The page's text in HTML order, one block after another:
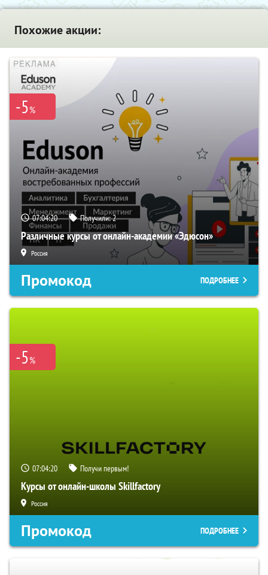
Похожие акции:
-5%
07:04:19 Получили:2
Различные курсы от онлайн-академии «Эдюсон»
Россия
Промокод ПОДРОБНЕЕ
-5%
07:04:19 Получи первым!
Курсы от онлайн-школы Skillfactory
Россия
Промокод ПОДРОБНЕЕ